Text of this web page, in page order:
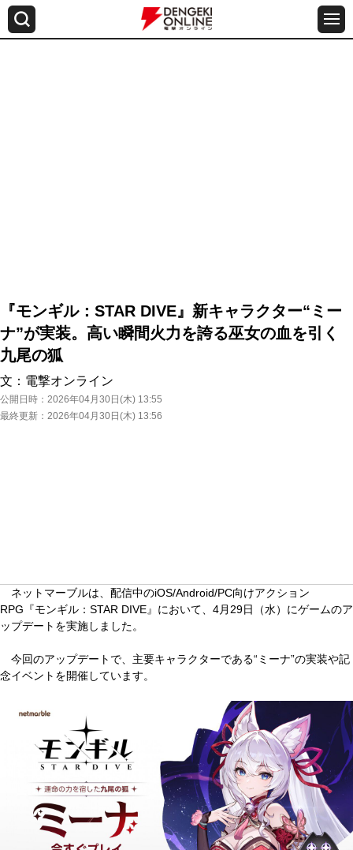
『モンギル：STAR DIVE』新キャラクター“ミー
ナ”が実装。高い瞬間火力を誇る巫女の血を引く
九尾の狐
文： 電撃オンライン
公開日時： 2026年04月30日(木) 13:55
最終更新： 2026年04月30日(木) 13:56
ネットマーブルは、配信中のiOS/Android/PC向けアクション
RPG『モンギル：STAR DIVE』において、4月29日（水）にゲームのア
ップデートを実施しました。
今回のアップデートで、主要キャラクターである“ミーナ”の実装や記
念イベントを開催しています。